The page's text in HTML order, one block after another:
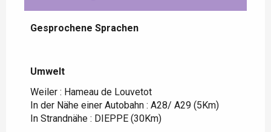
Gesprochene Sprachen
Gesprochene Sprachen
Umwelt
Umwelt
Weiler : Hameau de Louvetot
In der Nähe einer Autobahn : A28/ A29 (5Km)
In Strandnähe : DIEPPE (30Km)